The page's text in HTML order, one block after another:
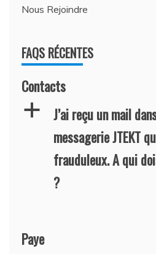
Nous Rejoindre
FAQS RÉCENTES
Contacts
a
J’ai reçu un mail
messagerie JTEKT
frauduleux. A qui
?
Paye